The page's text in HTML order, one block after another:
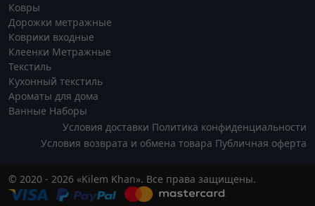
Ковры
Дорожки метражные
Коврики входные
Клеенки Метражные
Текстиль
Кухонный текстиль
Ароматы для дома
Ванные Наборы
Условия доставки Политика конфиденциальности
Условия возврата и обмена товара Публичная оферта
© 2020 - 2026 «Kilem Khan». Все права защищены.